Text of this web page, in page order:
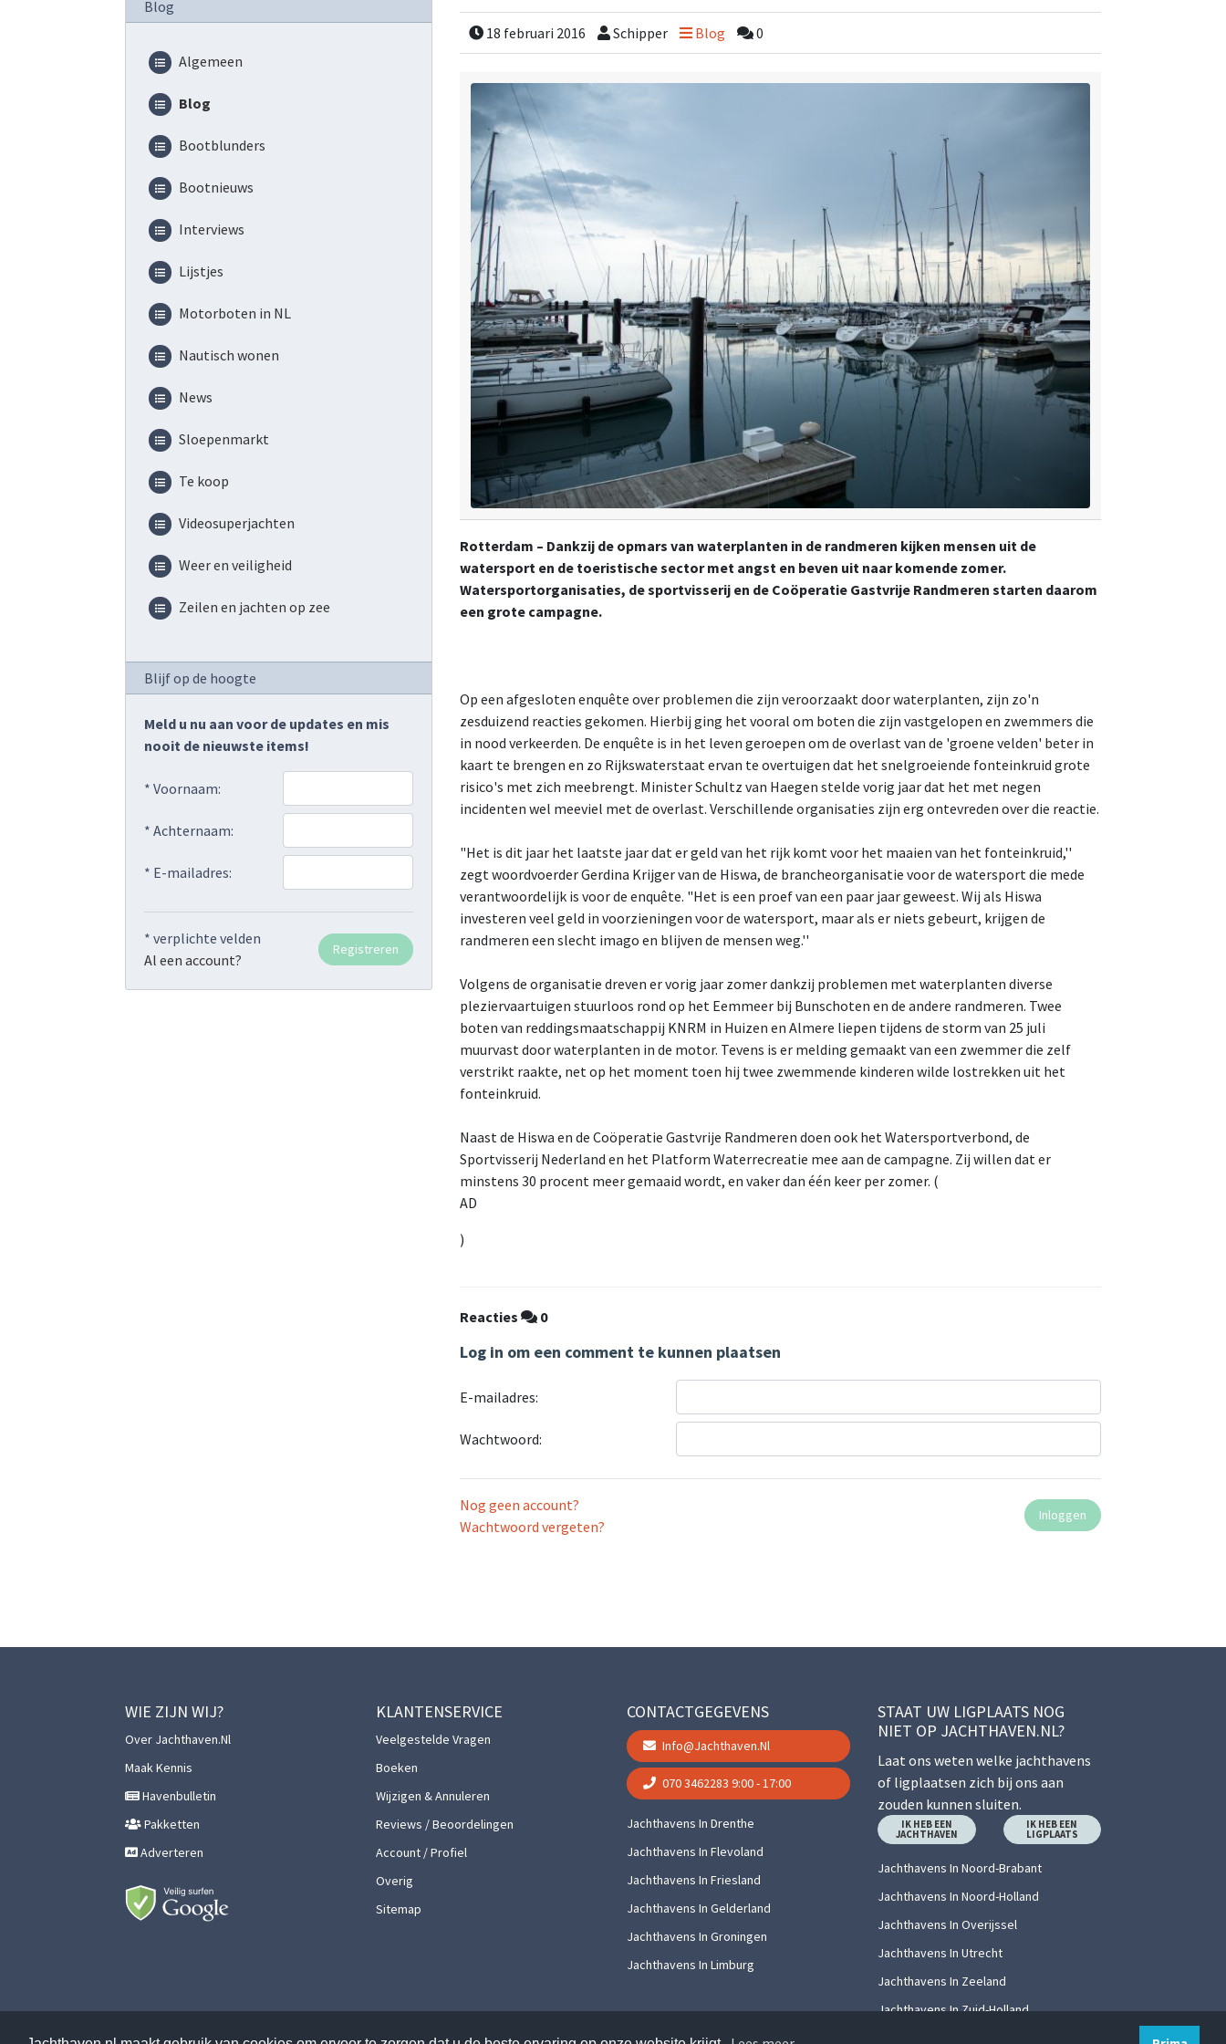
Blog
Algemeen
Blog
Bootblunders
Bootnieuws
Interviews
Lijstjes
Motorboten in NL
Nautisch wonen
News
Sloepenmarkt
Te koop
Videosuperjachten
Weer en veiligheid
Zeilen en jachten op zee
Blijf op de hoogte
Meld u nu aan voor de updates en mis
nooit de nieuwste items!
* Voornaam:
* Achternaam:
* E-mailadres:
* verplichte velden
Al een account?
18 februari 2016 Schipper Blog 0
Rotterdam – Dankzij de opmars van waterplanten in de randmeren kijken mensen uit de
watersport en de toeristische sector met angst en beven uit naar komende zomer.
Watersportorganisaties, de sportvisserij en de Coöperatie Gastvrije Randmeren starten daarom
een grote campagne.
Op een afgesloten enquête over problemen die zijn veroorzaakt door waterplanten, zijn zo'n
zesduizend reacties gekomen. Hierbij ging het vooral om boten die zijn vastgelopen en zwemmers die
in nood verkeerden. De enquête is in het leven geroepen om de overlast van de 'groene velden' beter in
kaart te brengen en zo Rijkswaterstaat ervan te overtuigen dat het snelgroeiende fonteinkruid grote
risico's met zich meebrengt. Minister Schultz van Haegen stelde vorig jaar dat het met negen
incidenten wel meeviel met de overlast. Verschillende organisaties zijn erg ontevreden over die reactie.
"Het is dit jaar het laatste jaar dat er geld van het rijk komt voor het maaien van het fonteinkruid,''
zegt woordvoerder Gerdina Krijger van de Hiswa, de brancheorganisatie voor de watersport die mede
verantwoordelijk is voor de enquête. "Het is een proef van een paar jaar geweest. Wij als Hiswa
investeren veel geld in voorzieningen voor de watersport, maar als er niets gebeurt, krijgen de
randmeren een slecht imago en blijven de mensen weg.''
Volgens de organisatie dreven er vorig jaar zomer dankzij problemen met waterplanten diverse
pleziervaartuigen stuurloos rond op het Eemmeer bij Bunschoten en de andere randmeren. Twee
boten van reddingsmaatschappij KNRM in Huizen en Almere liepen tijdens de storm van 25 juli
muurvast door waterplanten in de motor. Tevens is er melding gemaakt van een zwemmer die zelf
verstrikt raakte, net op het moment toen hij twee zwemmende kinderen wilde lostrekken uit het
fonteinkruid.
Naast de Hiswa en de Coöperatie Gastvrije Randmeren doen ook het Watersportverbond, de
Sportvisserij Nederland en het Platform Waterrecreatie mee aan de campagne. Zij willen dat er
minstens 30 procent meer gemaaid wordt, en vaker dan één keer per zomer. (
AD
)
Reacties 0
Log in om een comment te kunnen plaatsen
E-mailadres:
Wachtwoord:
Nog geen account?
Wachtwoord vergeten?
WIE ZIJN WIJ?
Over Jachthaven.nl
Maak Kennis
Havenbulletin
Pakketten
Adverteren
KLANTENSERVICE
Veelgestelde Vragen
Boeken
Wijzigen & Annuleren
Reviews / Beoordelingen
Account / Profiel
Overig
Sitemap
CONTACTGEGEVENS
Info@jachthaven.nl
070 3462283 9:00 - 17:00
Jachthavens In Drenthe
Jachthavens In Flevoland
Jachthavens In Friesland
Jachthavens In Gelderland
Jachthavens In Groningen
Jachthavens In Limburg
STAAT UW LIGPLAATS NOG
NIET OP JACHTHAVEN.NL?
Laat ons weten welke jachthavens
of ligplaatsen zich bij ons aan
zouden kunnen sluiten.
IK HEB EEN
JACHTHAVEN
IK HEB EEN
LIGPLAATS
Jachthavens In Noord-Brabant
Jachthavens In Noord-Holland
Jachthavens In Overijssel
Jachthavens In Utrecht
Jachthavens In Zeeland
Jachthavens In Zuid-Holland